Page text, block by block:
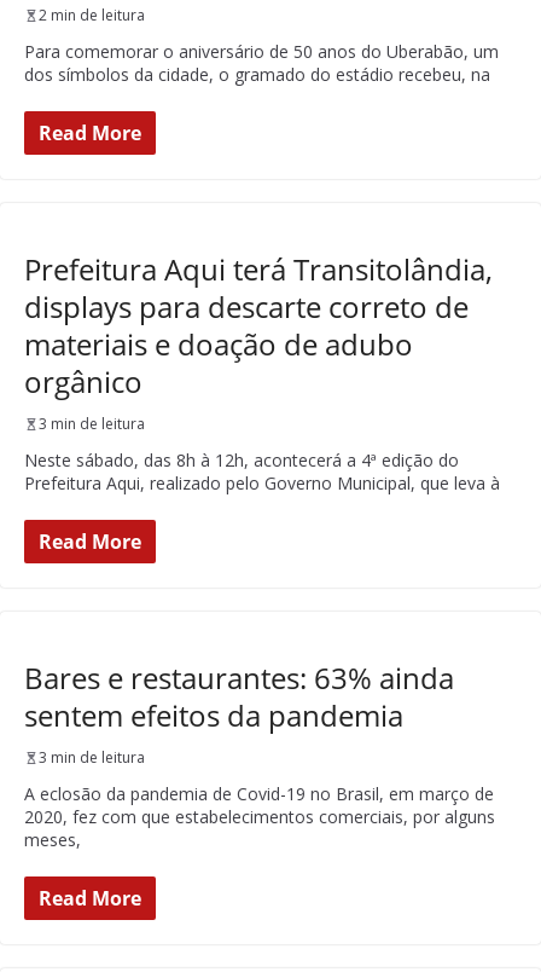
2 min de leitura
Para comemorar o aniversário de 50 anos do Uberabão, um
dos símbolos da cidade, o gramado do estádio recebeu, na
Read More
Prefeitura Aqui terá Transitolândia,
displays para descarte correto de
materiais e doação de adubo
orgânico
3 min de leitura
Neste sábado, das 8h à 12h, acontecerá a 4ª edição do
Prefeitura Aqui, realizado pelo Governo Municipal, que leva à
Read More
Bares e restaurantes: 63% ainda
sentem efeitos da pandemia
3 min de leitura
A eclosão da pandemia de Covid-19 no Brasil, em março de
2020, fez com que estabelecimentos comerciais, por alguns
meses,
Read More